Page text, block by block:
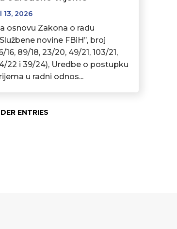
13, 2026
osnovu Zakona o radu
novine FBiH’’, broj
16, 89/18, 23/20, 49/21, 103/21,
22 i 39/24), Uredbe o postupku
u radni odnos...
ENTRIES